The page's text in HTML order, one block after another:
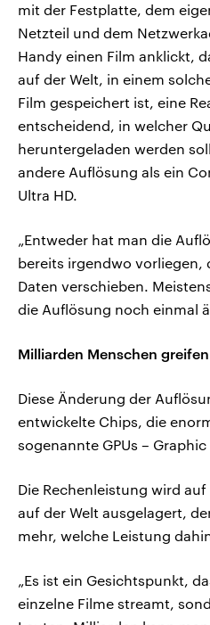
mit der Festplatte, dem
Netzteil und dem
Handy einen Film anklickt,
auf der Welt, in einem
Film gespeichert ist, eine
entscheidend, in welcher
heruntergeladen werden
andere Auflösung als ein
Ultra HD.
„Entweder hat man die
bereits irgendwo vorliegen,
Daten verschieben.
die Auflösung noch einmal
Milliarden Menschen
Diese Änderung der
entwickelte Chips, die
sogenannte GPUs –
Die Rechenleistung wird
auf der Welt ausgelagert,
mehr, welche Leistung
„Es ist ein Gesichtspunkt,
einzelne Filme streamt,